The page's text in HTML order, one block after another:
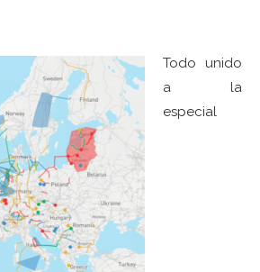
Todo unido
a la
especial